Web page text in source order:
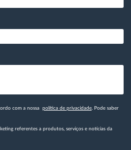
com a nossa política de privacidade . Pode saber
referentes a produtos, serviços e notícias da